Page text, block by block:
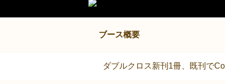
ブース概要
ダブルクロス新刊1冊、既刊で